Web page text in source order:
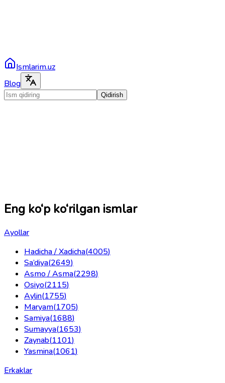
Ismlarim.uz
Blog
Qidirish
Eng ko‘p ko‘rilgan ismlar
Ayollar
Hadicha / Xadicha(4005)
Sa’diya(2649)
Asmo / Asma(2298)
Osiyo(2115)
Aylin(1755)
Maryam(1705)
Samiya(1688)
Sumayya(1653)
Zaynab(1101)
Yasmina(1061)
Erkaklar